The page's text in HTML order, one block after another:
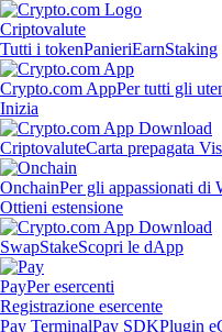
Criptovalute
Tutti i tokenPanieriEarnStaking
Crypto.com AppPer tutti gli
Inizia
CriptovaluteCarta prepagata
OnchainPer gli appassionati di
Ottieni estensione
SwapStakeScopri le dApp
PayPer esercenti
Registrazione esercente
Pay TerminalPay SDKPlugin